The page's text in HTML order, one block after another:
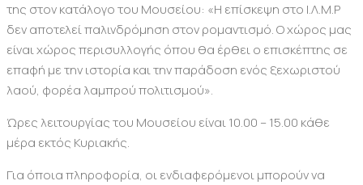
της στον κατάλογο του Μουσείου: «Η επίσκεψη στο Ι.Λ.Μ.Ρ
δεν αποτελεί παλινδρόμηση στον ρομαντισμό. Ο χώρος μας
είναι χώρος περισυλλογής όπου θα έρθει ο επισκέπτης σε
επαφή με την ιστορία και την παράδοση ενός ξεχωριστού
λαού, φορέα λαμπρού πολιτισμού».
Ώρες λειτουργίας του Μουσείου είναι 10.00 – 15.00 κάθε
μέρα εκτός Κυριακής.
Για όποια πληροφορία, οι ενδιαφερόμενοι μπορούν να